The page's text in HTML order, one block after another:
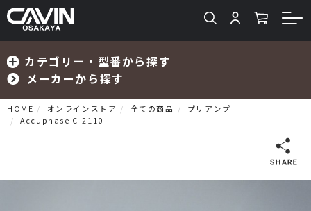
カテゴリー・型番から探す
メーカーから探す
検索
HOME オンラインストア 全ての商品
プリアンプ
Accuphase C-2110